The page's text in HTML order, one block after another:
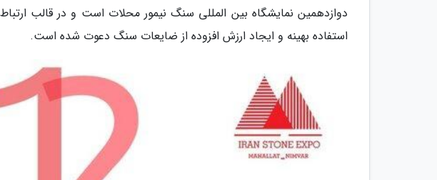
دوازدهمین نمایشگاه بین المللی سنگ نیمور محلات است و در قالب
استفاده بهینه و ایجاد ارزش افزوده از ضایعات سنگ دعوت شده است.